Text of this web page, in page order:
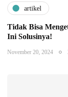
artikel
Tidak Bisa
Ini Solusinya!
November 20, 2024